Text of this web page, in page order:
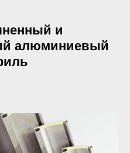
и
алюминиевый